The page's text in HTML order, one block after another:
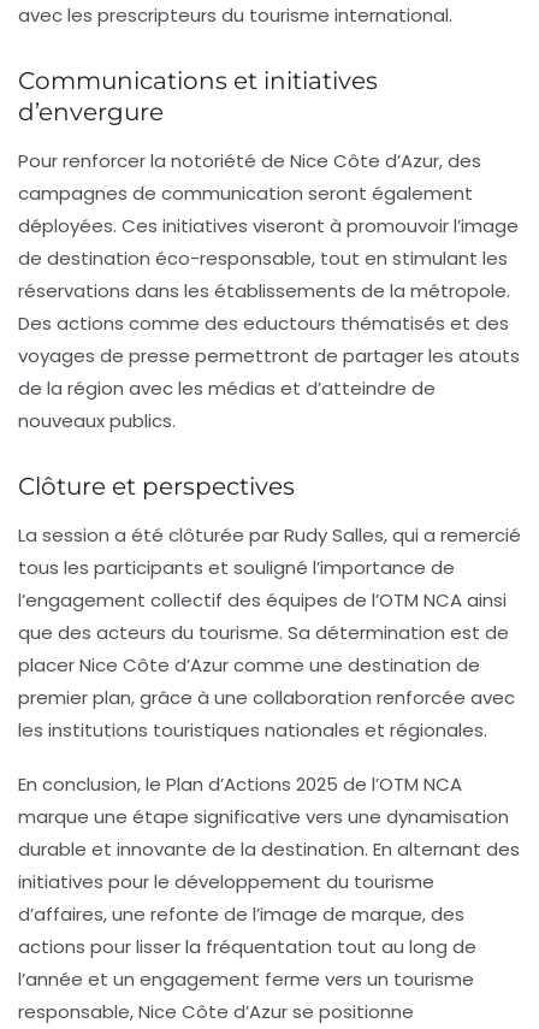
avec les prescripteurs du tourisme international.
Communications et initiatives
d’envergure
Pour renforcer la notoriété de Nice Côte d’Azur, des
campagnes de communication seront également
déployées. Ces initiatives viseront à promouvoir l’image
de destination éco-responsable, tout en stimulant les
réservations dans les établissements de la métropole.
Des actions comme des eductours thématisés et des
voyages de presse permettront de partager les atouts
de la région avec les médias et d’atteindre de
nouveaux publics.
Clôture et perspectives
La session a été clôturée parRudy Salles, qui a remercié
tous les participants et souligné l’importance de
l’engagement collectif des équipes de l’OTM NCA ainsi
que des acteurs du tourisme. Sa détermination est de
placer Nice Côte d’Azur comme une destination de
premier plan, grâce à une collaboration renforcée avec
les institutions touristiques nationales et régionales.
En conclusion, le Plan d’Actions 2025 de l’OTM NCA
marque une étape significative vers une dynamisation
durable et innovante de la destination. En alternant des
initiatives pour le développement du tourisme
d’affaires, une refonte de l’image de marque, des
actions pour lisser la fréquentation tout au long de
l’année et un engagement ferme vers un tourisme
responsable, Nice Côte d’Azur se positionne